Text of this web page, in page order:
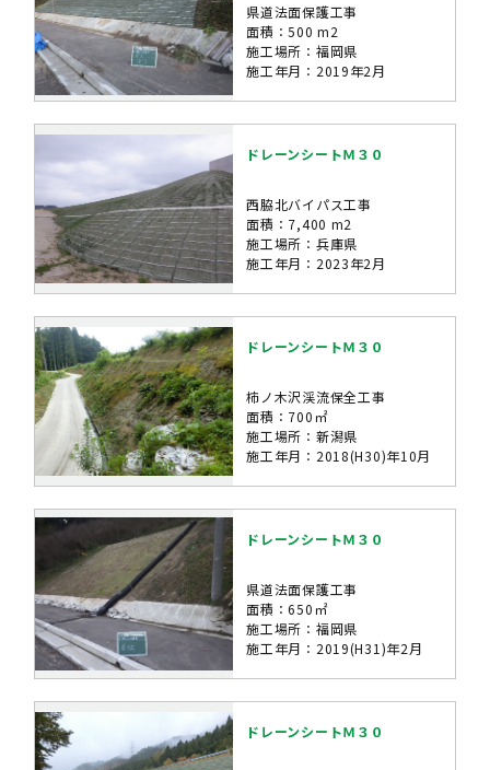
県道法面保護工事
面積：500 m2
施工場所：福岡県
施工年月：2019年2月
ドレーンシートＭ３０
西脇北バイパス工事
面積：7,400 m2
施工場所：兵庫県
施工年月：2023年2月
ドレーンシートＭ３０
柿ノ木沢渓流保全工事
面積：700㎡
施工場所：新潟県
施工年月：2018(H30)年10月
ドレーンシートＭ３０
県道法面保護工事
面積：650㎡
施工場所：福岡県
施工年月：2019(H31)年2月
ドレーンシートＭ３０